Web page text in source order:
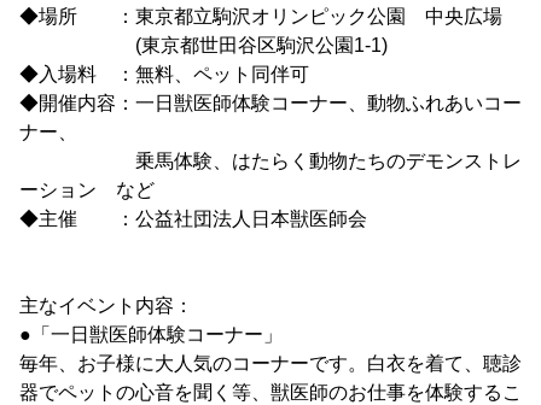
◆場所 ：東京都立駒沢オリンピック公園 中央広場
(東京都世田谷区駒沢公園1-1)
◆入場料 ：無料、ペット同伴可
◆開催内容：一日獣医師体験コーナー、動物ふれあいコー
ナー、
乗馬体験、はたらく動物たちのデモンストレ
ーション など
◆主催 ：公益社団法人日本獣医師会
主なイベント内容：
●「一日獣医師体験コーナー」
毎年、お子様に大人気のコーナーです。白衣を着て、聴診
器でペットの心音を聞く等、獣医師のお仕事を体験するこ